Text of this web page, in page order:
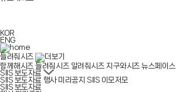
KOR
ENG
들려줘시즈
함께해시즈 들려줘시즈 알려줘시즈 지구와시즈 뉴스페이스
SIIS 보도자료
SIIS 보도자료 행사 미리공지 SIIS 이모저모
SIIS 보도자료